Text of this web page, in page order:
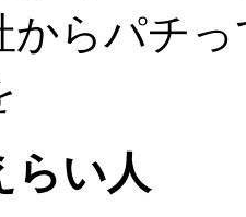
からパチ
い人